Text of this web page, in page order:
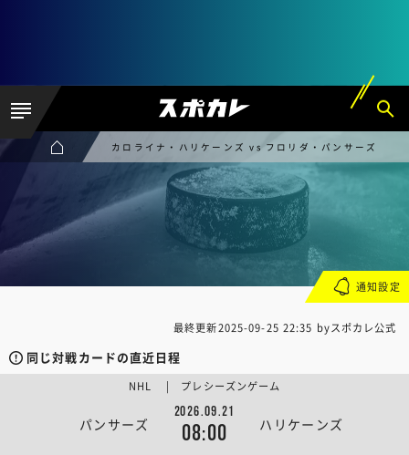
カロライナ・ハリケーンズ vs フロリダ・パンサーズ
最終更新2025-09-25 22:35 byスポカレ公式
同じ対戦カードの直近日程
パンサーズ
2026.09.21
08:00 ハリケーンズ
NHL | プレシーズンゲーム
通知設定